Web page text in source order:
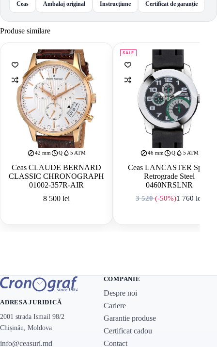
Ceas Ambalaj original Instrucțiune Certificat de garanție
Produse similare
42 mm Q 5 ATM
Ceas CLAUDE BERNARD
CLASSIC CHRONOGRAPH
01002-357R-AIR
8 500 lei
SALE
46 mm Q 5 ATM
Ceas LANCASTER Sport
Retrograde Steel
0460NRSLNR
3 520(-50%)
Prețul inițial a
1 760 lei
Prețul curent
ADRESA JURIDICĂ
2001 strada Ismail 98/2
Chișinău, Moldova
info@ceasuri.md
COMPANIE
Despre noi
Cariere
Garantie produse
Certificat cadou
Contact